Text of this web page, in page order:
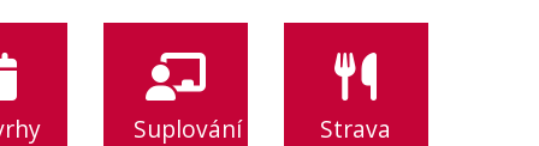
Suplování Strava